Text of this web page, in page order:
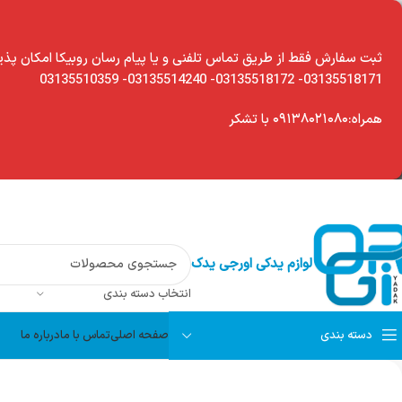
modal-check
ثبت سفارش فقط از طریق تماس تلفنی و یا پیام رسان روبیکا امکان
03135518171- 03135518172- 03135514240- 03135510359
همراه:۰۹۱۳۸۰۲۱۰۸۰ با تشکر
لوازم یدکی اورجی یدک
انتخاب دسته بندی
دسته بندی صفحه اصلیتماس با مادرباره ما